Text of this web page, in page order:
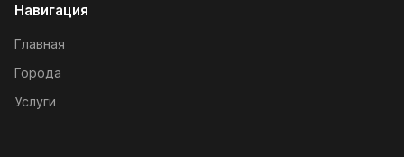
Навигация
Главная
Города
Услуги